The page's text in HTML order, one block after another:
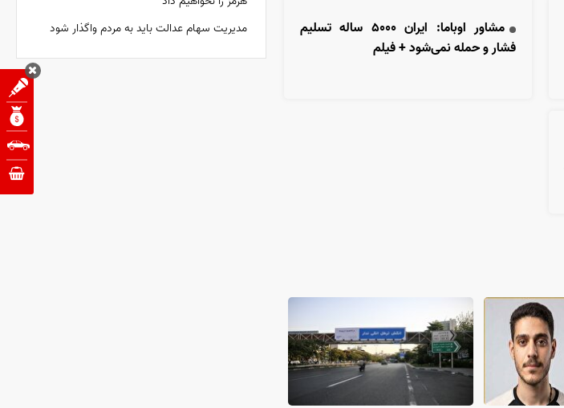
مشاور اوباما: ایران ۵۰۰۰ ساله تسلیم
فشار و حمله نمی‌شود + فیلم
مدیریت سهام عدالت باید به مردم واگذار شود